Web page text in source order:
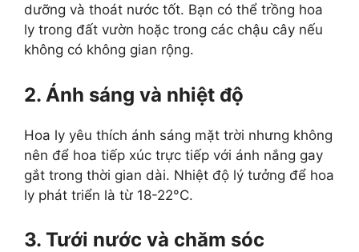
dưỡng và thoát nước tốt. Bạn có thể trồng hoa
ly trong đất vườn hoặc trong các chậu cây nếu
không có không gian rộng.
2. Ánh sáng và nhiệt độ
Hoa ly yêu thích ánh sáng mặt trời nhưng không
nên để hoa tiếp xúc trực tiếp với ánh nắng gay
gắt trong thời gian dài. Nhiệt độ lý tưởng để hoa
ly phát triển là từ 18-22°C.
3. Tưới nước và chăm sóc